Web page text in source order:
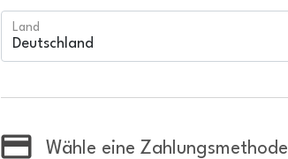
Land
Wähle eine Zahlungsmethode